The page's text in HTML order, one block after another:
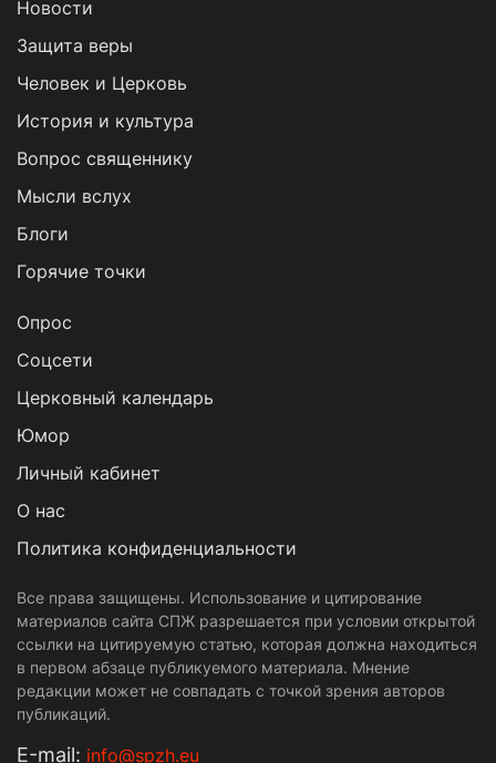
Новости
Защита веры
Человек и Церковь
История и культура
Вопрос священнику
Мысли вслух
Блоги
Горячие точки
Опрос
Cоцсети
Церковный календарь
Юмор
Личный кабинет
О нас
Политика конфиденциальности
Все права защищены. Использование и цитирование
материалов сайта СПЖ разрешается при условии открытой
ссылки на цитируемую статью, которая должна находиться
в первом абзаце публикуемого материала. Мнение
редакции может не совпадать с точкой зрения авторов
публикаций.
Е-mail: info@spzh.eu